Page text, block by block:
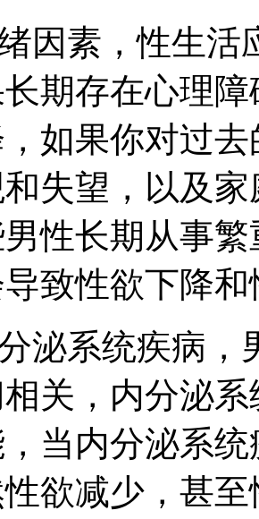
素，性生活
期存在心理
如果你对过
失望，以及
性长期从事
致性欲下降
系统疾病，
关，内分泌
当内分泌系
欲减少，甚